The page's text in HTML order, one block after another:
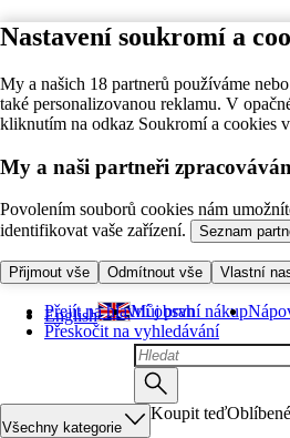
Nastavení soukromí a
My a našich 18 partnerů používáme
také personalizovanou reklamu. V
kliknutím na odkaz Soukromí a cookies
My a naši partneři
Povolením souborů cookies nám
identifikovat vaše zařízení.
Seznam
Přijmout vše Odmítnout vše Vlastní
Přejít na hlavní obsah
Přeskočit na vyhledávání
English Můj první nákup
Všechny kategorie
Koupit teďOblíbené